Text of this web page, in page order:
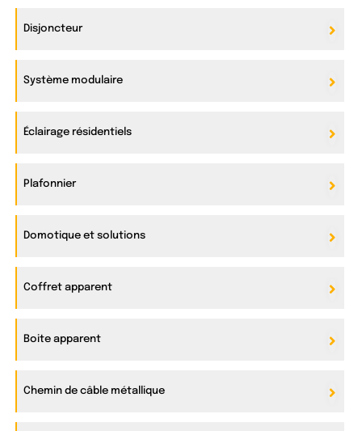
Disjoncteur
Système modulaire
Éclairage résidentiels
Plafonnier
Domotique et solutions
Coffret apparent
Boite apparent
Chemin de câble métallique